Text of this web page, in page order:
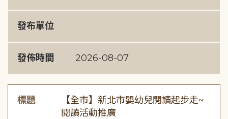
發布單位
發佈時間 2026-08-07
標題
【全市】新北市嬰幼兒閱讀起步走~
閱讀活動推廣